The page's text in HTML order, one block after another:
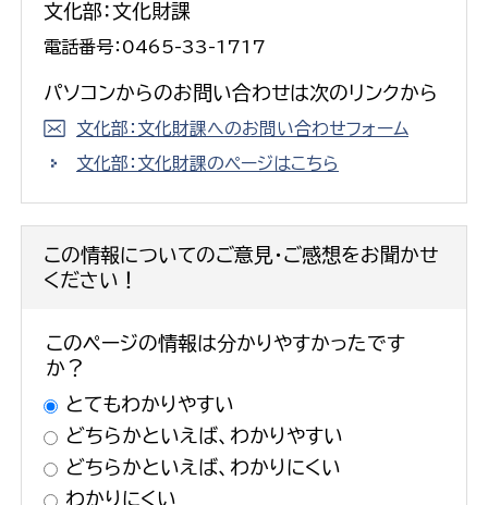
文化部：文化財課
電話番号：0465-33-1717
パソコンからのお問い合わせは次のリンクから
文化部：文化財課へのお問い合わせフォーム
文化部：文化財課のページはこちら
この情報についてのご意見・ご感想をお聞かせ
ください！
このページの情報は分かりやすかったです
か？
とてもわかりやすい
どちらかといえば、わかりやすい
どちらかといえば、わかりにくい
わかりにくい